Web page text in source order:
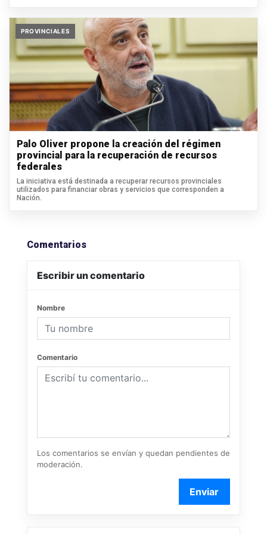
PROVINCIALES
Palo Oliver propone la creación del régimen
provincial para la recuperación de recursos
federales
La iniciativa está destinada a recuperar recursos provinciales
utilizados para financiar obras y servicios que corresponden a
Nación.
Comentarios
Escribir un comentario
Nombre
Comentario
Los comentarios se envían y quedan pendientes de
moderación.
Enviar